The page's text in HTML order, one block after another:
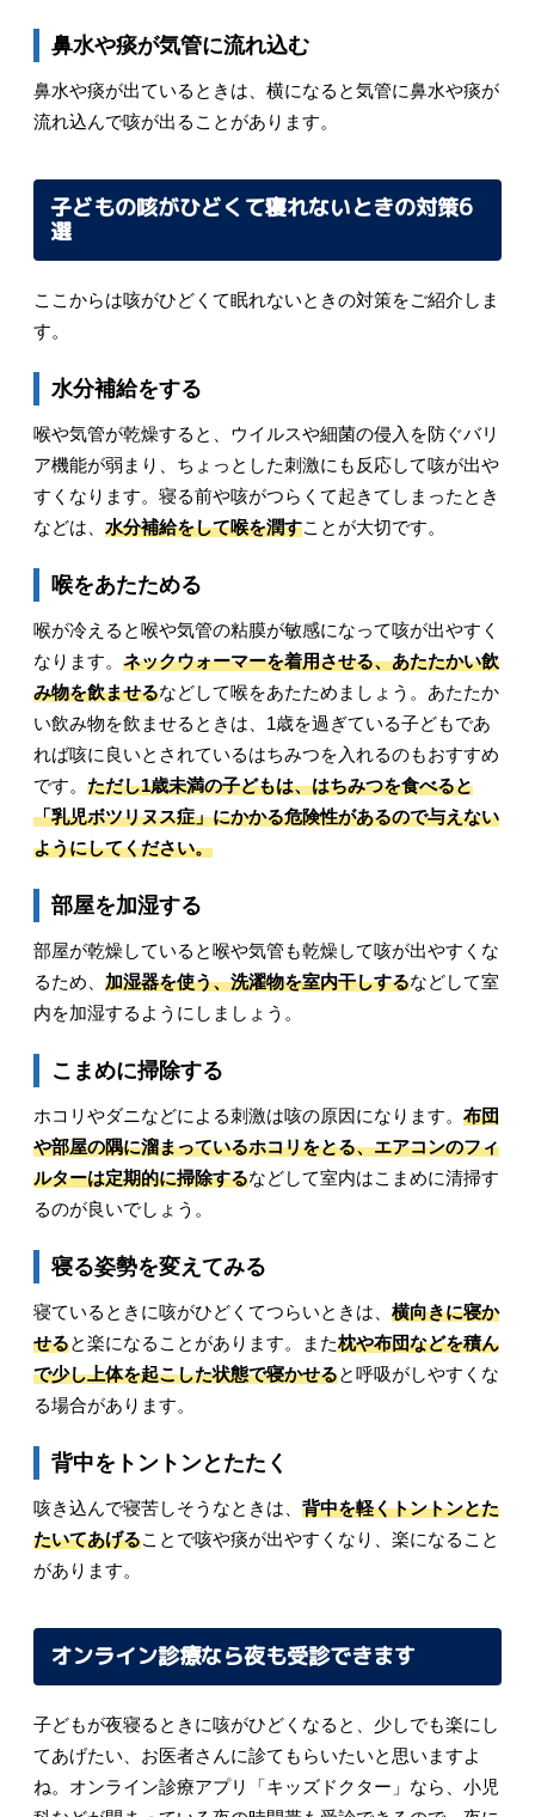
鼻水や痰が気管に流れ込む
鼻水や痰が出ているときは、横になると気管に鼻水や痰が
流れ込んで咳が出ることがあります。
子どもの咳がひどくて寝れないときの対策6
選
ここからは咳がひどくて眠れないときの対策をご紹介しま
す。
水分補給をする
喉や気管が乾燥すると、ウイルスや細菌の侵入を防ぐバリ
ア機能が弱まり、ちょっとした刺激にも反応して咳が出や
すくなります。寝る前や咳がつらくて起きてしまったとき
などは、 水分補給をして喉を潤すことが大切です。
喉をあたためる
喉が冷えると喉や気管の粘膜が敏感になって咳が出やすく
なります。 ネックウォーマーを着用させる、あたたかい飲
み物を飲ませるなどして喉をあたためましょう。あたたか
い飲み物を飲ませるときは、1歳を過ぎている子どもであ
れば咳に良いとされているはちみつを入れるのもおすすめ
です。 ただし1歳未満の子どもは、はちみつを食べると
「乳児ボツリヌス症」にかかる危険性があるので与えない
ようにしてください。
部屋を加湿する
部屋が乾燥していると喉や気管も乾燥して咳が出やすくな
るため、 加湿器を使う、洗濯物を室内干しするなどして室
内を加湿するようにしましょう。
こまめに掃除する
ホコリやダニなどによる刺激は咳の原因になります。 布団
や部屋の隅に溜まっているホコリをとる、エアコンのフィ
ルターは定期的に掃除するなどして室内はこまめに清掃す
るのが良いでしょう。
寝る姿勢を変えてみる
寝ているときに咳がひどくてつらいときは、 横向きに寝か
せると楽になることがあります。また枕や布団などを積ん
で少し上体を起こした状態で寝かせると呼吸がしやすくな
る場合があります。
背中をトントンとたたく
咳き込んで寝苦しそうなときは、 背中を軽くトントンとた
たいてあげることで咳や痰が出やすくなり、楽になること
があります。
オンライン診療なら夜も受診できます
子どもが夜寝るときに咳がひどくなると、少しでも楽にし
てあげたい、お医者さんに診てもらいたいと思いますよ
ね。オンライン診療アプリ「キッズドクター」なら、小児